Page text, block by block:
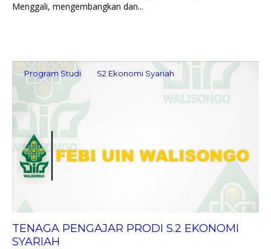
Menggali, mengembangkan dan...
Program Studi S2 Ekonomi Syariah
TENAGA PENGAJAR PRODI S.2 EKONOMI
SYARIAH